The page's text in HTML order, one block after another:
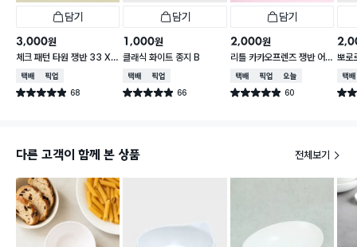
담기
3,000원
체크 패턴 타원 쟁반 33 X
21 cm
택배배송매장픽업
별점 4.9점 68
건 작성
담기
1,000원
클래식 화이트 종지 B
택배배송매장픽업
별점 4.9점 66
건 작성
담기
2,000원
리틀 카카오프렌즈 쟁반 어
피치 약 24.5X25cm
택배배송매장픽업오늘배송
별점 4.9점 60
건 작성
뽀로
cm
택배
별점
다른 고객이 함께 본 상품 전체보기